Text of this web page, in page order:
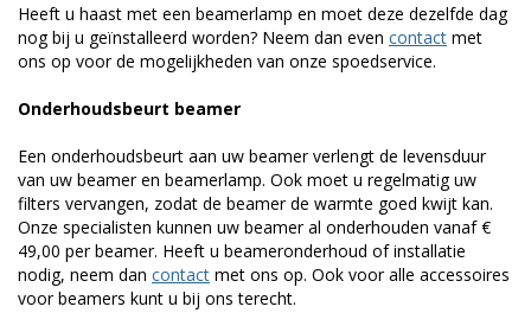
Heeft u haast met een beamerlamp en moet deze dezelfde dag
nog bij u geïnstalleerd worden? Neem dan even contact met
ons op voor de mogelijkheden van onze spoedservice.
Onderhoudsbeurt beamer
Een onderhoudsbeurt aan uw beamer verlengt de levensduur
van uw beamer en beamerlamp. Ook moet u regelmatig uw
filters vervangen, zodat de beamer de warmte goed kwijt kan.
Onze specialisten kunnen uw beamer al onderhouden vanaf €
49,00 per beamer. Heeft u beameronderhoud of installatie
nodig, neem dan contact met ons op. Ook voor alle accessoires
voor beamers kunt u bij ons terecht.